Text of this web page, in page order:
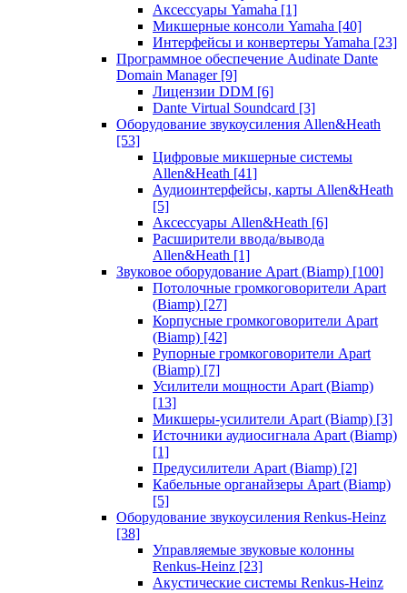
Аксессуары Yamaha [1]
Микшерные консоли Yamaha [40]
Интерфейсы и конвертеры Yamaha [23]
Программное обеспечение Audinate Dante
Domain Manager [9]
Лицензии DDM [6]
Dante Virtual Soundcard [3]
Оборудование звукоусиления Allen&Heath
[53]
Цифровые микшерные системы
Allen&Heath [41]
Аудиоинтерфейсы, карты Allen&Heath
[5]
Аксессуары Allen&Heath [6]
Расширители ввода/вывода
Allen&Heath [1]
Звуковое оборудование Apart (Biamp) [100]
Потолочные громкоговорители Apart
(Biamp) [27]
Корпусные громкоговорители Apart
(Biamp) [42]
Рупорные громкоговорители Apart
(Biamp) [7]
Усилители мощности Apart (Biamp)
[13]
Микшеры-усилители Apart (Biamp) [3]
Источники аудиосигнала Apart (Biamp)
[1]
Предусилители Apart (Biamp) [2]
Кабельные органайзеры Apart (Biamp)
[5]
Оборудование звукоусиления Renkus-Heinz
[38]
Управляемые звуковые колонны
Renkus-Heinz [23]
Акустические системы Renkus-Heinz